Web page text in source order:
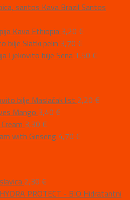
Kava Brazil Santos
Kava Ethiopia 3,20 €
bilje Slatki pelin 3,70 €
Ljekovito bilje Sena 1,50 €
bilje Maslačak list 2,20 €
Mango 3,40 €
3,30 €
with Ginseng 4,70 €
2,30 €
HYDRA PROTECT - BIO Hidratantni